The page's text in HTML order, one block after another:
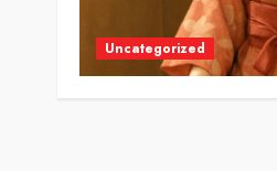
Uncategorized